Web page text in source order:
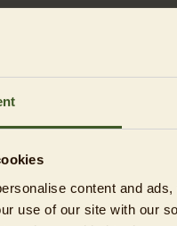
content and
use of our site with our
malheureusement non